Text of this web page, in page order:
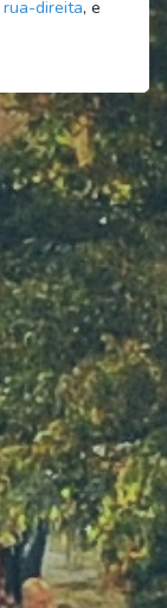
rua-direita, e